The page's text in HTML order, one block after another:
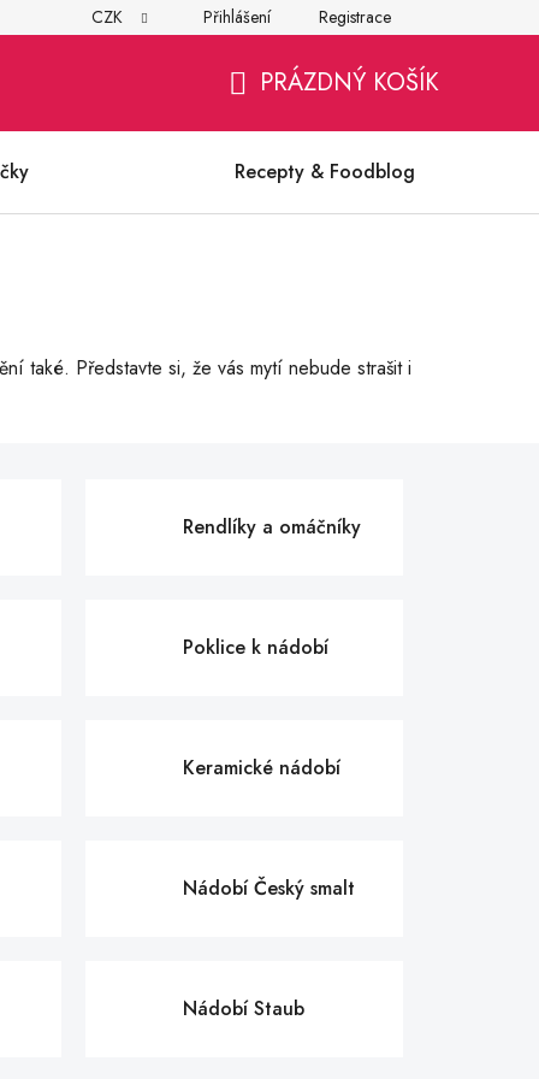
Všeobecné obchodní podmínky Ochrana osobních údajů
CZK Přihlášení Registrace
KOŠÍK
PRÁZDNÝ KOŠÍK
Recepty & Foodblog
také. Představte si, že vás mytí nebude strašit i
Rendlíky a omáčníky
Poklice k nádobí
Keramické nádobí
Nádobí Český smalt
Nádobí Staub